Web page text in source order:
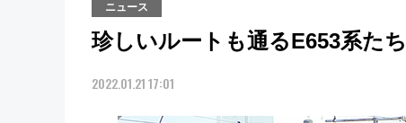
ニュース
珍しいルートも通るE653系た
2022.01.21 17:01